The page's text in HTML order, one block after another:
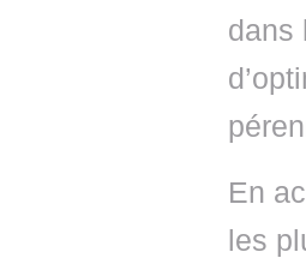
dans
En
les